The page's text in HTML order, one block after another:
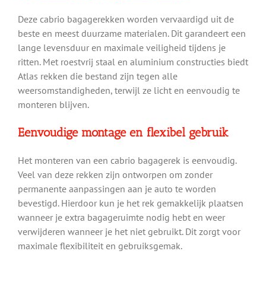
Deze cabrio bagagerekken worden vervaardigd uit de
beste en meest duurzame materialen. Dit garandeert een
lange levensduur en maximale veiligheid tijdens je
ritten. Met roestvrij staal en aluminium constructies biedt
Atlas rekken die bestand zijn tegen alle
weersomstandigheden, terwijl ze licht en eenvoudig te
monteren blijven.
Eenvoudige montage en flexibel gebruik
Het monteren van een cabrio bagagerek is eenvoudig.
Veel van deze rekken zijn ontworpen om zonder
permanente aanpassingen aan je auto te worden
bevestigd. Hierdoor kun je het rek gemakkelijk plaatsen
wanneer je extra bagageruimte nodig hebt en weer
verwijderen wanneer je het niet gebruikt. Dit zorgt voor
maximale flexibiliteit en gebruiksgemak.